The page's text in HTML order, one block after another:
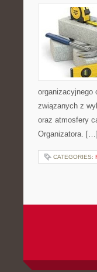
organizacyjnego
związanych z
oraz atmosfery
Organizatora. […]
CATEGORIES: